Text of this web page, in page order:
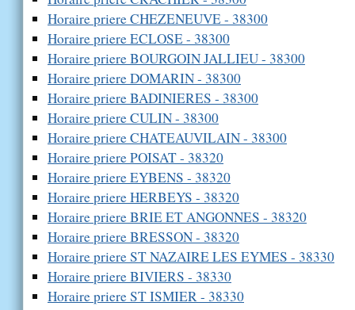
Horaire priere CHEZENEUVE - 38300
Horaire priere ECLOSE - 38300
Horaire priere BOURGOIN JALLIEU - 38300
Horaire priere DOMARIN - 38300
Horaire priere BADINIERES - 38300
Horaire priere CULIN - 38300
Horaire priere CHATEAUVILAIN - 38300
Horaire priere POISAT - 38320
Horaire priere EYBENS - 38320
Horaire priere HERBEYS - 38320
Horaire priere BRIE ET ANGONNES - 38320
Horaire priere BRESSON - 38320
Horaire priere ST NAZAIRE LES EYMES - 38330
Horaire priere BIVIERS - 38330
Horaire priere ST ISMIER - 38330